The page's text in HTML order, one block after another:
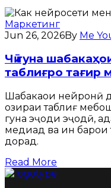
Маркетинг
Jun 26, 2026By Me
Чӣ гуна
таблиғро тағир
Шабакаҳои нейронӣ
ҳозираи таблиғ
гуна эҷоди эҷодӣ,
медиҳад ва ин
дорад.
Read More